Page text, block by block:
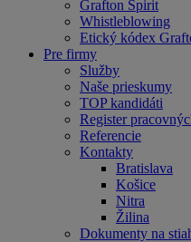
Grafton Spirit
Whistleblowing
Etický kódex
Pre firmy
Služby
Naše prieskumy
TOP kandidáti
Register
Referencie
Kontakty
Bratislava
Košice
Nitra
Žilina
Dokumenty na